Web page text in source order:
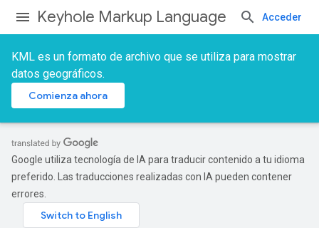
Keyhole Markup Language Acceder
KML es un formato de archivo que se utiliza para mostrar
datos geográficos.
Comienza ahora
Google utiliza tecnología de IA para traducir contenido a tu idioma
preferido. Las traducciones realizadas con IA pueden contener
errores.